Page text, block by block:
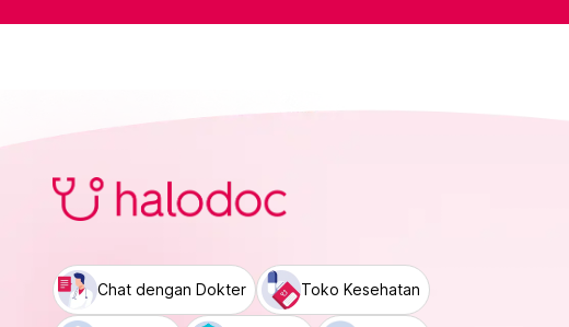
Chat dengan Dokter Toko Kesehatan